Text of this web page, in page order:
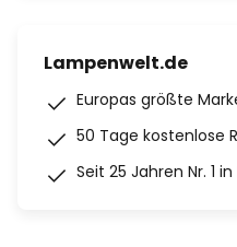
Lampenwelt.de
Europas größte
50 Tage kostenlose
Seit 25 Jahren Nr. 1